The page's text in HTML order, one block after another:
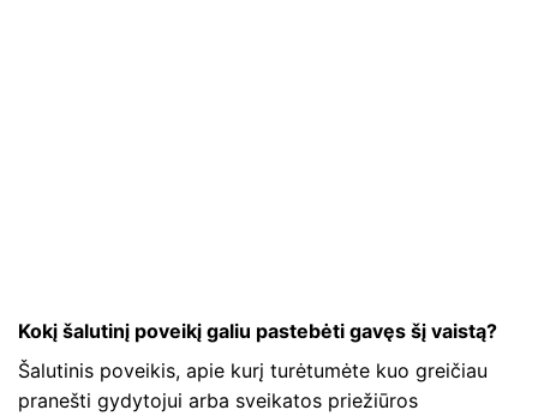
Kokį šalutinį poveikį galiu pastebėti gavęs šį vaistą?
Šalutinis poveikis, apie kurį turėtumėte kuo greičiau
pranešti gydytojui arba sveikatos priežiūros